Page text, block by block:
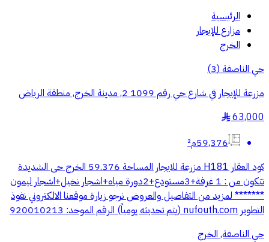
الرئيسية
مزارع للإيجار
الخرج
حي الناصفة(
3
)
مزرعة للإيجار في شارع حي رقم 1099 2, مدينة الخرج, منطقة الرياض
63,000
§
59,376م²
كود العقار H181 مزرعة للايجار المساحة 59.376 الخرج حى الشديدة
تتكون من : 1 غرفة+3مستودع+2دورة مياه+اشجار نخيل+اشجار ليمون
******* لمزيد من التفاصيل والعروض نرجو زيارة موقعنا الالكتروني نفوذ
التطوير nufouth.com (يتم تحديثه يومياً) الرقم الموحد: 920010213
حي الناصفة, الخرج